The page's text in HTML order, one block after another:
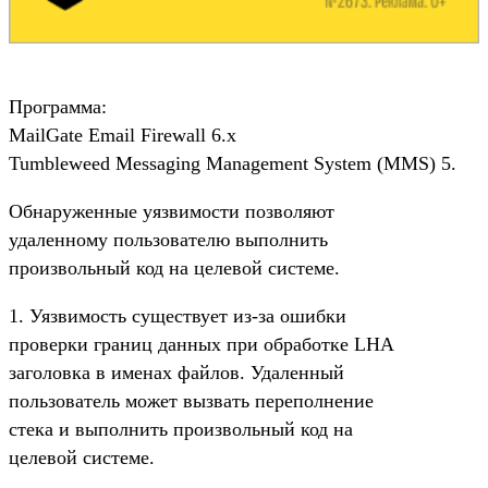
Программа:
MailGate Email Firewall 6.x
Tumbleweed Messaging Management System (MMS) 5.
Обнаруженные уязвимости позволяют
удаленному пользователю выполнить
произвольный код на целевой системе.
1. Уязвимость существует из-за ошибки
проверки границ данных при обработке LHA
заголовка в именах файлов. Удаленный
пользователь может вызвать переполнение
стека и выполнить произвольный код на
целевой системе.